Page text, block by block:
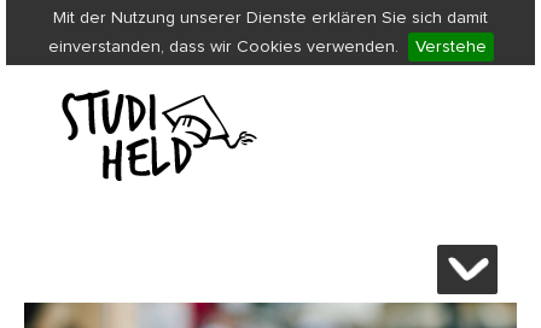
Mit der Nutzung unserer Dienste erklären Sie sich damit
einverstanden, dass wir Cookies verwenden.
Verstehe